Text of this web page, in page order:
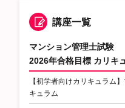
講座一覧
マンション管理士試験
2026年合格目標 カリキ
【初学者向けカリキュラム
キュラム